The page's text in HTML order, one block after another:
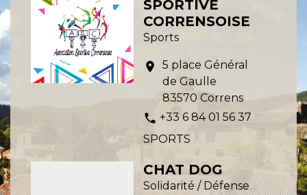
SPORTIVE
CORRENSOISE
Sports
location_on
5 place Général
de Gaulle
83570 Correns
phone +33 6 84 01 56 37
SPORTS
CHAT DOG
Solidarité / Défense